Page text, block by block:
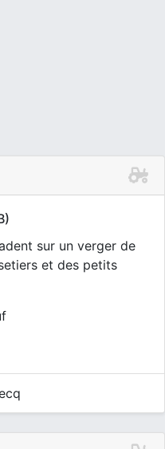
sur un verger de
et des petits